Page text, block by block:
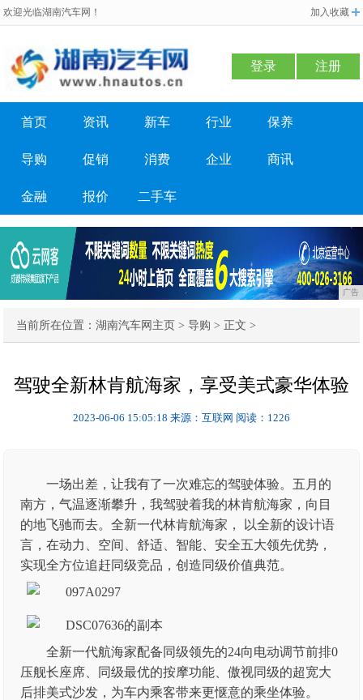
欢迎光临湖南汽车网！ 加入收藏
登录 注册
首页 资讯 新车 行业 保养
导购 促销 消费 企业 商讯
金融 报价 二手车
广告
当前所在位置：湖南汽车网主页 >导购 > 正文 >
驾驶全新林肯航海家，享受美式豪华体验
2023-06-06 15:05:18 来源：互联网 阅读：1226
一场出差，让我有了一次难忘的驾驶体验。五月的
南方，气温逐渐攀升，我驾驶着我的林肯航海家，向目
的地飞驰而去。全新一代林肯航海家， 以全新的设计语
言，在动力、空间、舒适、智能、安全五大领先优势，
实现全方位追赶同级竞品，创造同级价值典范。
全新一代航海家配备同级领先的24向电动调节前排0
压舰长座席、同级最优的按摩功能、傲视同级的超宽大
后排美式沙发，为车内乘客带来更惬意的乘坐体验。